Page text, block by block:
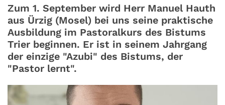
Zum 1. September wird Herr Manuel Hauth
aus Ürzig (Mosel) bei uns seine praktische
Ausbildung im Pastoralkurs des Bistums
Trier beginnen. Er ist in seinem Jahrgang
der einzige "Azubi" des Bistums, der
"Pastor lernt".